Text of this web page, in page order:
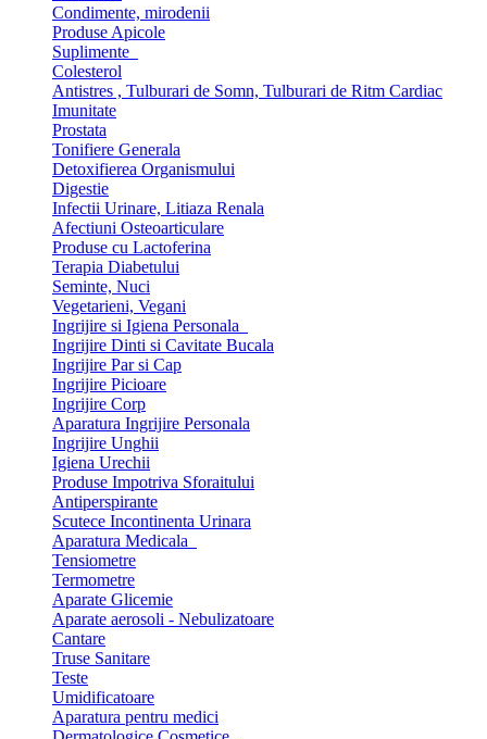
Condimente, mirodenii
Produse Apicole
Suplimente
Colesterol
Antistres , Tulburari de Somn, Tulburari de Ritm Cardiac
Imunitate
Prostata
Tonifiere Generala
Detoxifierea Organismului
Digestie
Infectii Urinare, Litiaza Renala
Afectiuni Osteoarticulare
Produse cu Lactoferina
Terapia Diabetului
Seminte, Nuci
Vegetarieni, Vegani
Ingrijire si Igiena Personala
Ingrijire Dinti si Cavitate Bucala
Ingrijire Par si Cap
Ingrijire Picioare
Ingrijire Corp
Aparatura Ingrijire Personala
Ingrijire Unghii
Igiena Urechii
Produse Impotriva Sforaitului
Antiperspirante
Scutece Incontinenta Urinara
Aparatura Medicala
Tensiometre
Termometre
Aparate Glicemie
Aparate aerosoli - Nebulizatoare
Cantare
Truse Sanitare
Teste
Umidificatoare
Aparatura pentru medici